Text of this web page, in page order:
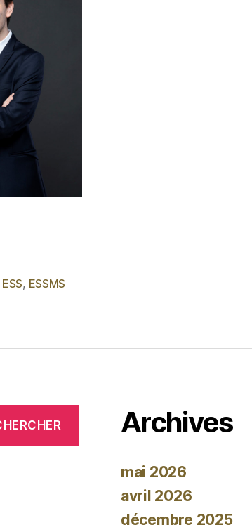
ESS, ESSMS
Archives
mai 2026
avril 2026
décembre 2025